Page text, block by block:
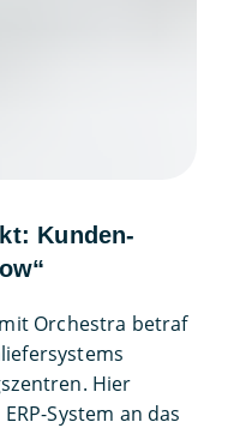
Kunden-
Orchestra betraf
Hier
System an das